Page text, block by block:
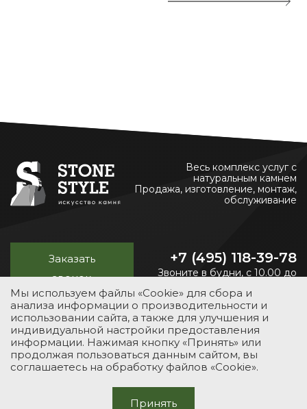
Весь комплекс услуг с
натуральным камнем
Продажа, изготовление, монтаж,
обслуживание
Заказать
звонок
+7 (495) 118-39-78
Звоните в будни, с 10.00 до
УСЛУГИ КАТАЛОГ ПОРТФОЛИО
О КОМПАНИИ
КОНТАКТЫ
© 2012-2026 Stone-Style
Мы используем файлы «Cookie» для сбора и
анализа информации о производительности и
использовании сайта, а также для улучшения и
индивидуальной настройки предоставления
информации. Нажимая кнопку «Принять» или
продолжая пользоваться данным сайтом, вы
соглашаетесь на обработку файлов «Cookie».
Принять